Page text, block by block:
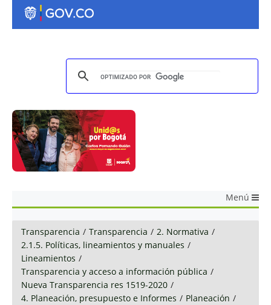
Menú
Transparencia / Transparencia / 2. Normativa /
2.1.5. Políticas, lineamientos y manuales /
Lineamientos /
Transparencia y acceso a información pública /
Nueva Transparencia res 1519-2020 /
4. Planeación, presupuesto e Informes / Planeación /